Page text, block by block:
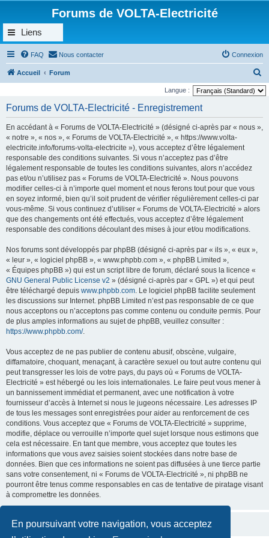
En poursuivant votre navigation, vous acceptez
Forums de VOLTA-Electricité
Liens
FAQ Nous contacter Connexion
Accueil Forum
e
e
Langue :
Forums de VOLTA-Electricité - Enregistrement
En accédant à « Forums de VOLTA-Electricité » (désigné ci-après par « nous »,
« notre », « nos », « Forums de VOLTA-Electricité », « https://www.volta-
electricite.info/forums-volta-electricite »), vous acceptez d’être légalement
responsable des conditions suivantes. Si vous n’acceptez pas d’être
légalement responsable de toutes les conditions suivantes, alors n’accédez
pas et/ou n’utilisez pas « Forums de VOLTA-Electricité ». Nous pouvons
modifier celles-ci à n’importe quel moment et nous ferons tout pour que vous
en soyez informé, bien qu’il soit prudent de vérifier régulièrement celles-ci par
vous-même. Si vous continuez d’utiliser « Forums de VOLTA-Electricité » alors
que des changements ont été effectués, vous acceptez d’être légalement
responsable des conditions découlant des mises à jour et/ou modifications.
Nos forums sont développés par phpBB (désigné ci-après par « ils », « eux »,
« leur », « logiciel phpBB », « www.phpbb.com », « phpBB Limited »,
« Équipes phpBB ») qui est un script libre de forum, déclaré sous la licence «
GNU General Public License v2 » (désigné ci-après par « GPL ») et qui peut
être téléchargé depuis www.phpbb.com. Le logiciel phpBB facilite seulement
les discussions sur Internet. phpBB Limited n’est pas responsable de ce que
nous acceptons ou n’acceptons pas comme contenu ou conduite permis. Pour
de plus amples informations au sujet de phpBB, veuillez consulter :
https://www.phpbb.com/.
Vous acceptez de ne pas publier de contenu abusif, obscène, vulgaire,
diffamatoire, choquant, menaçant, à caractère sexuel ou tout autre contenu qui
peut transgresser les lois de votre pays, du pays où « Forums de VOLTA-
Electricité » est hébergé ou les lois internationales. Le faire peut vous mener à
un bannissement immédiat et permanent, avec une notification à votre
fournisseur d’accès à Internet si nous le jugeons nécessaire. Les adresses IP
de tous les messages sont enregistrées pour aider au renforcement de ces
conditions. Vous acceptez que « Forums de VOLTA-Electricité » supprime,
modifie, déplace ou verrouille n’importe quel sujet lorsque nous estimons que
cela est nécessaire. En tant que membre, vous acceptez que toutes les
informations que vous avez saisies soient stockées dans notre base de
données. Bien que ces informations ne soient pas diffusées à une tierce partie
sans votre consentement, ni « Forums de VOLTA-Electricité », ni phpBB ne
pourront être tenus comme responsables en cas de tentative de piratage visant
à compromettre les données.